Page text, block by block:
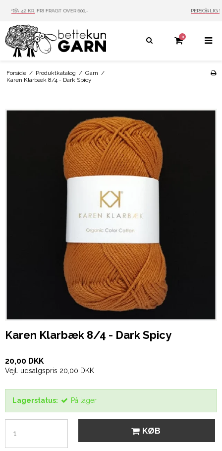
PERSONLIG SERVICE MAIL: INFO@BETTEKUN.DK
0
Forside / Produktkatalog / Garn /
Karen Klarbæk 8/4 - Dark Spicy
Karen Klarbæk 8/4 - Dark Spicy
20,00 DKK
Vejl. udsalgspris 20,00 DKK
Lagerstatus: På lager
KØB